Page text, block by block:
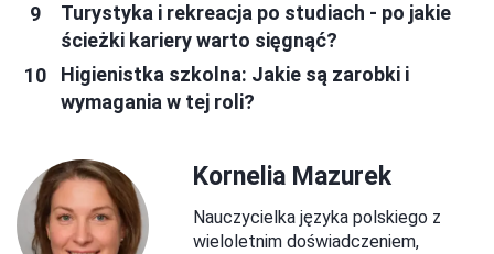
Turystyka i rekreacja po studiach - po jakie
ścieżki kariery warto sięgnąć?
Higienistka szkolna: Jakie są zarobki i
wymagania w tej roli?
Kornelia Mazurek
Nauczycielka języka polskiego z
wieloletnim doświadczeniem,